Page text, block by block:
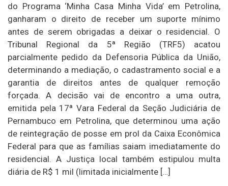
do Programa ‘Minha Casa Minha Vida’ em Petrolina,
ganharam o direito de receber um suporte mínimo
antes de serem obrigadas a deixar o residencial. O
Tribunal Regional da 5ª Região (TRF5) acatou
parcialmente pedido da Defensoria Pública da União,
determinando a mediação, o cadastramento social e a
garantia de direitos antes de qualquer remoção
forçada. A decisão vai de encontro a uma outra,
emitida pela 17ª Vara Federal da Seção Judiciária de
Pernambuco em Petrolina, que determinou uma ação
de reintegração de posse em prol da Caixa Econômica
Federal para que as famílias saiam imediatamente do
residencial. A Justiça local também estipulou multa
diária de R$ 1 mil (limitada inicialmente […]